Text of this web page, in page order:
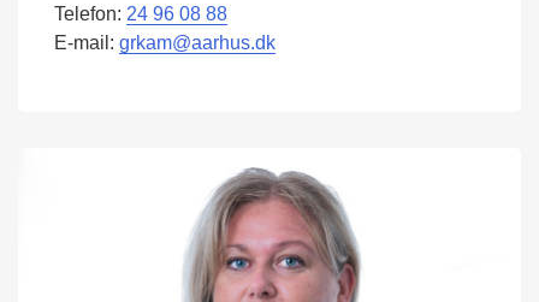
Telefon: 24 96 08 88
E-mail: grkam@aarhus.dk